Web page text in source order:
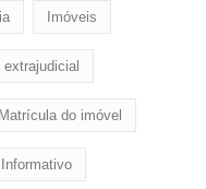
Imóveis
extrajudicial
Matrícula do imóvel